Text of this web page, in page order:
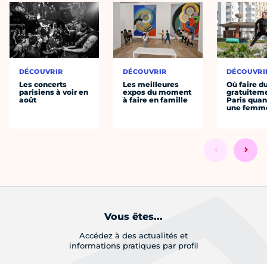
DÉCOUVRIR
Les concerts
parisiens à voir en
août
DÉCOUVRIR
Les meilleures
expos du moment
à faire en famille
Où faire
Paris
une
Vous êtes...
Accédez à des actualités et
informations pratiques par profil